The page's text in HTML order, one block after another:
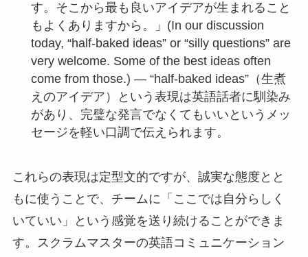
す。そこから最も良いアイデアが生まれること
もよくありますから。」(In our discussion
today, “half-baked ideas” or “silly questions” are
very welcome. Some of the best ideas often
come from those.) — “half-baked ideas”（生煮
えのアイデア）という表現は英語話者に馴染み
があり、完璧な発言でなくてもいいというメッ
セージを軽い口調で伝えられます。
これらの表現は定型文的ですが、誠実な態度とと
もに使うことで、チームに「ここでは自分らしく
いていい」という感覚を送り続けることができま
す。スクラムマスターの英語コミュニケーション